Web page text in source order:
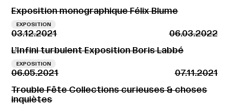
Exposition monographique Félix Blume
EXPOSITION
03.12.2021
06.03.2022
L’Infini turbulent Exposition Boris Labbé
EXPOSITION
06.05.2021
07.11.2021
Trouble Fête Collections curieuses & choses
inquiètes